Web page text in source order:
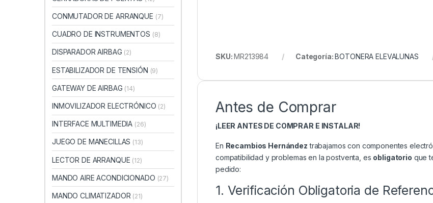
SKU:MR213984 Categoría:BOTONERA ELEVALUNAS
Antes de Comprar
¡LEER ANTES DE COMPRAR E INSTALAR!
En Recambios Hernández trabajamos con componentes
compatibilidad y problemas en la postventa, es obligatorio que
pedido:
1. Verificación Obligatoria de
CONMUTADOR DE ARRANQUE (7)
CUADRO DE INSTRUMENTOS (8)
DISPARADOR AIRBAG (2)
ESTABILIZADOR DE TENSIÓN (9)
GATEWAY DE AIRBAG (14)
INMOVILIZADOR ELECTRÓNICO (2)
INTERFACE MULTIMEDIA (26)
JUEGO DE MANECILLAS (13)
LECTOR DE ARRANQUE (12)
MANDO AIRE ACONDICIONADO (27)
MANDO CLIMATIZADOR (21)